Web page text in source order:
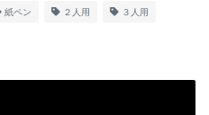
紙ペン ２人用 ３人用